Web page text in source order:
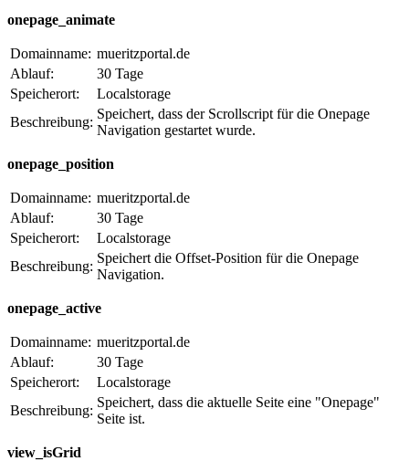
onepage_animate
Domainname: mueritzportal.de
Ablauf:
30 Tage
Speicherort:
Localstorage
Beschreibung:
Speichert, dass der Scrollscript für die Onepage
Navigation gestartet wurde.
onepage_position
Domainname: mueritzportal.de
Ablauf:
30 Tage
Speicherort:
Localstorage
Beschreibung:
Speichert die Offset-Position für die Onepage
Navigation.
onepage_active
Domainname: mueritzportal.de
Ablauf:
30 Tage
Speicherort:
Localstorage
Beschreibung:
Speichert, dass die aktuelle Seite eine "Onepage"
Seite ist.
view_isGrid